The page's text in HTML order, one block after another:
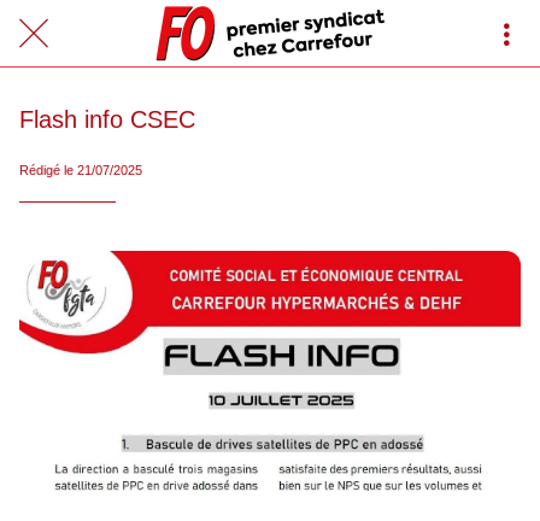
Flash info CSEC
Rédigé le 21/07/2025